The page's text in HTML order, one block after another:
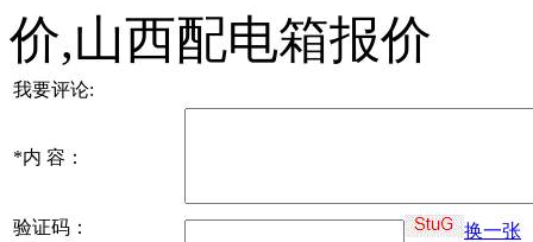
价,山西配电箱报价
我要评论:
*内 容：
验证码： 换一张